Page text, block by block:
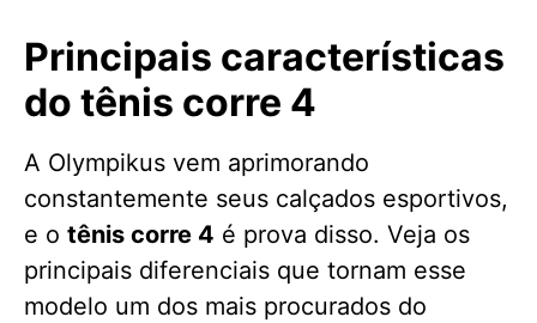
Principais características
do tênis corre 4
A Olympikus vem aprimorando
constantemente seus calçados esportivos,
e o tênis corre 4 é prova disso. Veja os
principais diferenciais que tornam esse
modelo um dos mais procurados do